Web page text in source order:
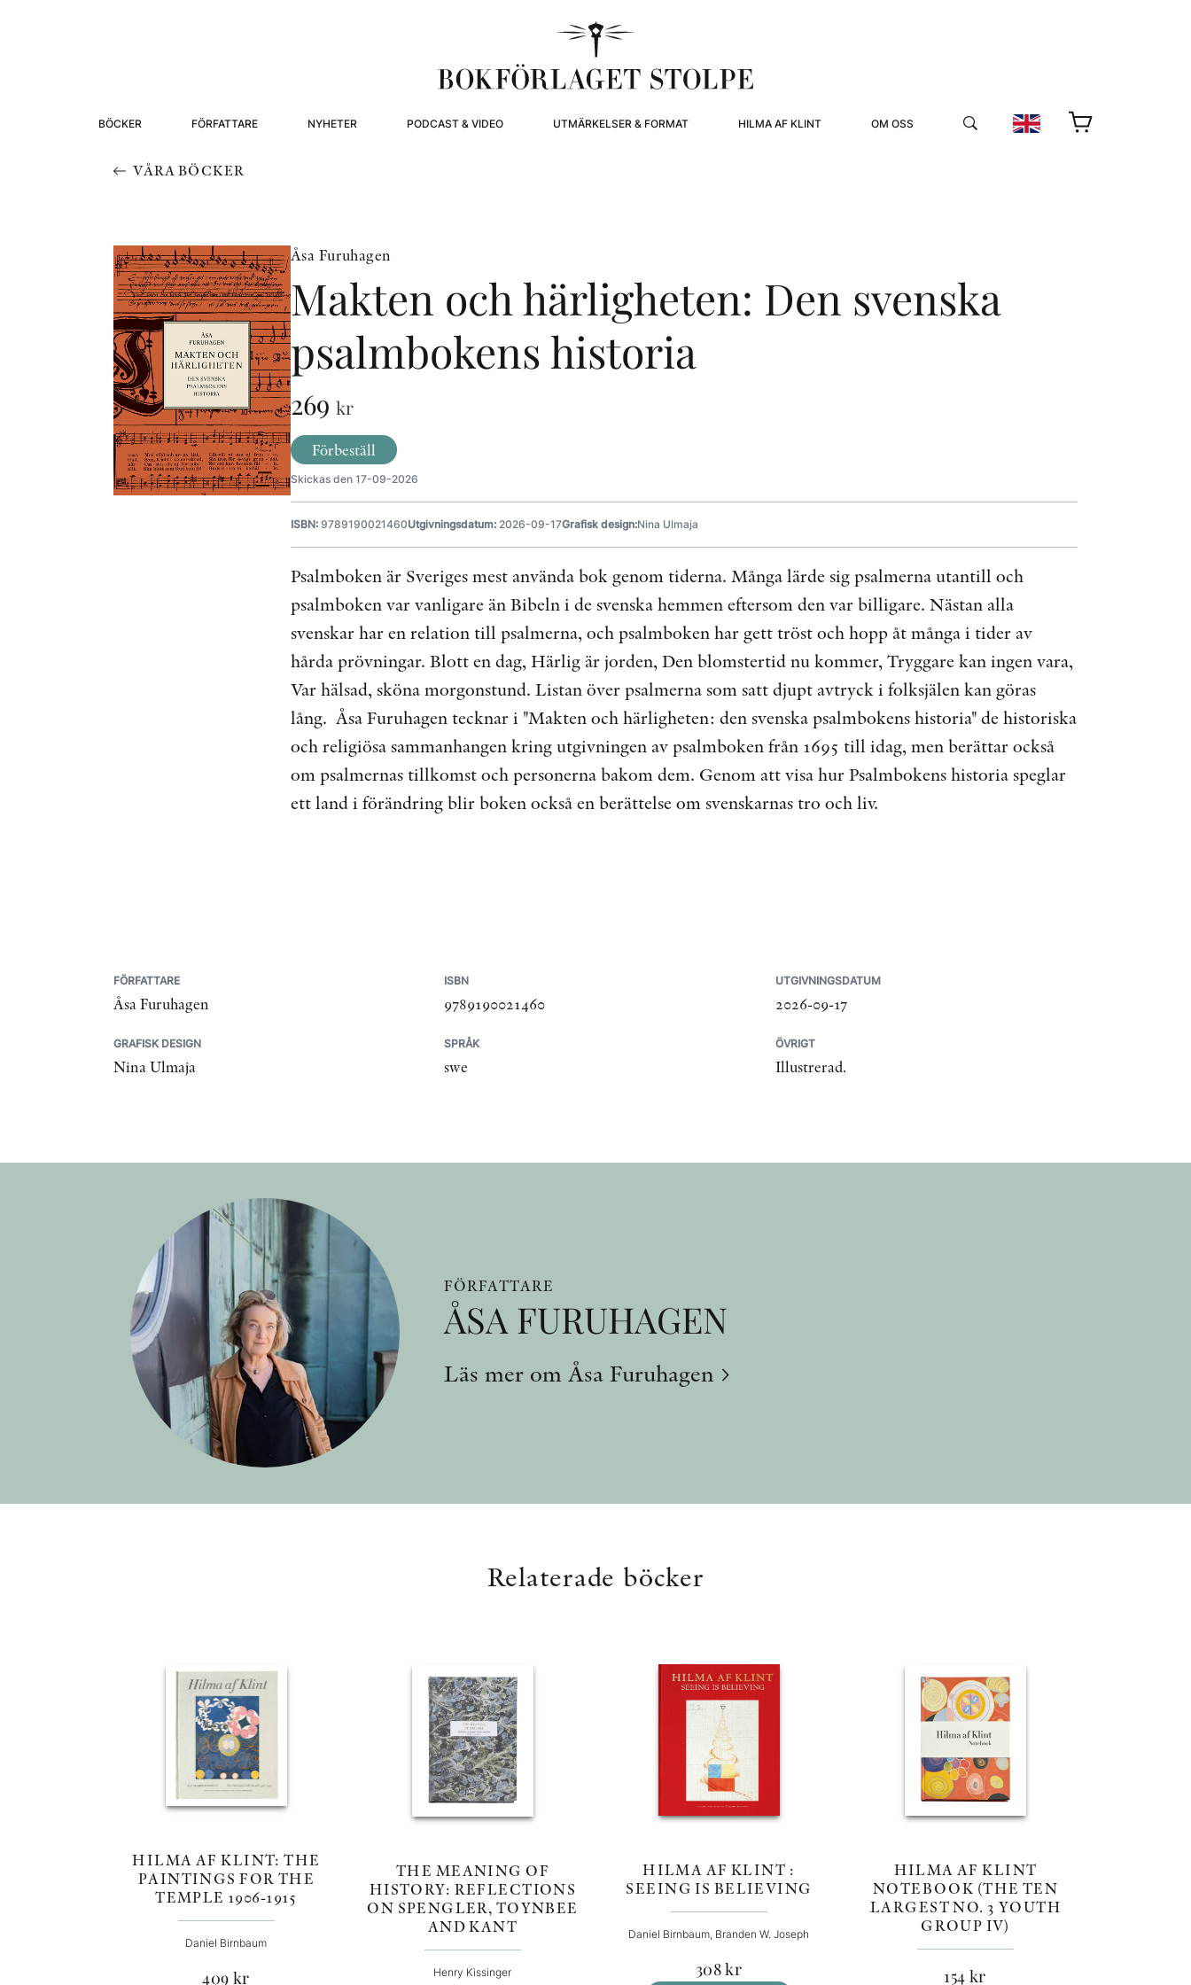
BÖCKER FÖRFATTARE NYHETER PODCAST & VIDEO UTMÄRKELSER & FORMAT HILMA AF KLINT OM OSS
VÅRA BÖCKER
Åsa Furuhagen
Makten och härligheten: Den svenska
psalmbokens historia
269 kr
Förbeställ
Skickas den 17-09-2026
ISBN: 9789190021460Utgivningsdatum: 2026-09-17Grafisk design:Nina Ulmaja
Psalmboken är Sveriges mest använda bok genom tiderna. Många lärde sig psalmerna utantill och
psalmboken var vanligare än Bibeln i de svenska hemmen eftersom den var billigare. Nästan alla
svenskar har en relation till psalmerna, och psalmboken har gett tröst och hopp åt många i tider av
hårda prövningar. Blott en dag, Härlig är jorden, Den blomstertid nu kommer, Tryggare kan ingen vara,
Var hälsad, sköna morgonstund. Listan över psalmerna som satt djupt avtryck i folksjälen kan göras
lång. Åsa Furuhagen tecknar i "Makten och härligheten: den svenska psalmbokens historia" de historiska
och religiösa sammanhangen kring utgivningen av psalmboken från 1695 till idag, men berättar också
om psalmernas tillkomst och personerna bakom dem. Genom att visa hur Psalmbokens historia speglar
ett land i förändring blir boken också en berättelse om svenskarnas tro och liv.
FÖRFATTARE
Åsa Furuhagen
ISBN
9789190021460
UTGIVNINGSDATUM
2026-09-17
GRAFISK DESIGN
Nina Ulmaja
SPRÅK
swe
ÖVRIGT
Illustrerad.
FÖRFATTARE
ÅSA FURUHAGEN
Läs mer om Åsa Furuhagen
Relaterade böcker
HILMA AF KLINT: THE
PAINTINGS FOR THE
TEMPLE 1906-1915
Daniel Birnbaum
409 kr
THE MEANING OF
HISTORY: REFLECTIONS
ON SPENGLER, TOYNBEE
AND KANT
Henry Kissinger
HILMA AF KLINT :
SEEING IS BELIEVING
Daniel Birnbaum, Branden W. Joseph
308kr
HILMA AF KLINT
NOTEBOOK (THE TEN
LARGEST NO. 3 YOUTH
GROUP IV)
154 kr